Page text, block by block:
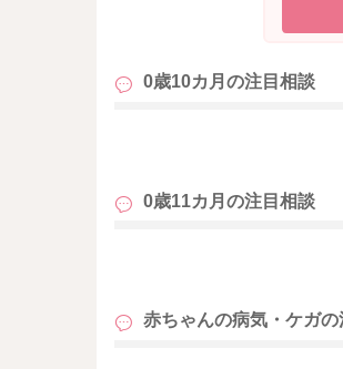
0歳10カ月の注目相談
0歳11カ月の注目相談
赤ちゃんの病気・ケガの